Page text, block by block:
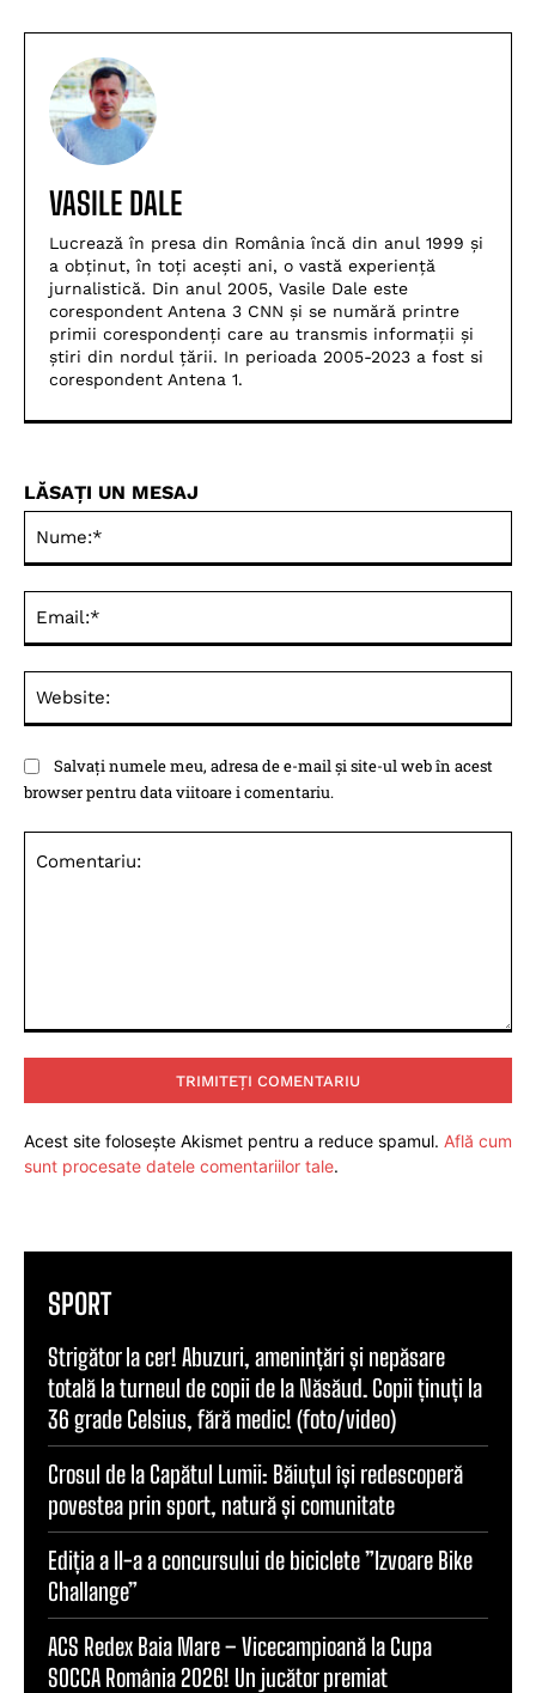
VASILE DALE
Lucrează în presa din România încă din anul 1999 și
a obținut, în toți acești ani, o vastă experiență
jurnalistică. Din anul 2005, Vasile Dale este
corespondent Antena 3 CNN și se numără printre
primii corespondenți care au transmis informații și
știri din nordul țării. In perioada 2005-2023 a fost si
corespondent Antena 1.
LĂSAȚI UN MESAJ
Salvați numele meu, adresa de e-mail și site-ul web în acest
browser pentru data viitoare i comentariu.
Acest site folosește Akismet pentru a reduce spamul. Află cum
sunt procesate datele comentariilor tale.
SPORT
Strigător la cer! Abuzuri, amenințări și nepăsare
totală la turneul de copii de la Năsăud. Copii ținuți la
36 grade Celsius, fără medic! (foto/video)
Crosul de la Capătul Lumii: Băiuțul își redescoperă
povestea prin sport, natură și comunitate
Ediția a II-a a concursului de biciclete ”Izvoare Bike
Challange”
ACS Redex Baia Mare – Vicecampioană la Cupa
SOCCA România 2026! Un jucător premiat